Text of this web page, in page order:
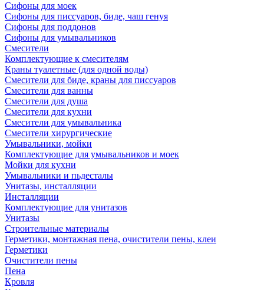
Сифоны для моек
Сифоны для писсуаров, биде, чаш генуя
Сифоны для поддонов
Сифоны для умывальников
Смесители
Комплектующие к смесителям
Краны туалетные (для одной воды)
Смесители для биде, краны для писсуаров
Смесители для ванны
Смесители для душа
Смесители для кухни
Смесители для умывальника
Смесители хирургические
Умывальники, мойки
Комплектующие для умывальников и моек
Мойки для кухни
Умывальники и пьдесталы
Унитазы, инсталляции
Инсталляции
Комплектующие для унитазов
Унитазы
Строительные материалы
Герметики, монтажная пена, очистители пены, клеи
Герметики
Очистители пены
Пена
Кровля